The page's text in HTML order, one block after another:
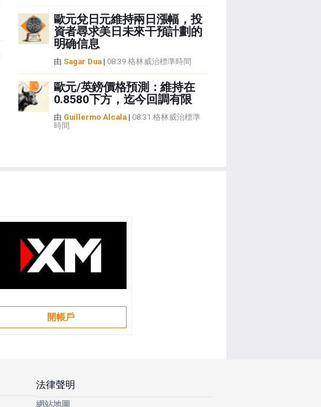
歐元兌日元維持兩日漲幅，投
資者尋求美日未來干預計劃的
明确信息
由 Sagar Dua| 08:39 格林威治標準時間
歐元/英鎊價格預測：維持在
0.8580下方，迄今回調有限
由 Guillermo Alcala| 08:31 格林威治標準
時間
開帳戶
法律聲明
網站地圖